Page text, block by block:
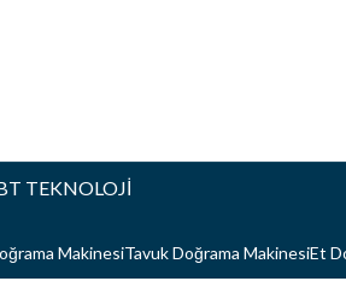
TEKNOLOJİ
MakinesiTavuk Doğrama MakinesiEt